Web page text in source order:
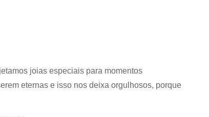
joias especiais para momentos
eternas e isso nos deixa orgulhosos, porque